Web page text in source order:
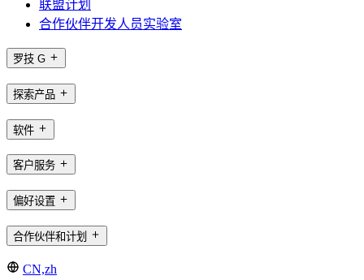
联盟计划
合作伙伴开发人员实验室
罗技 G
探索产品
软件
客户服务
偏好设置
合作伙伴和计划
CN,zh